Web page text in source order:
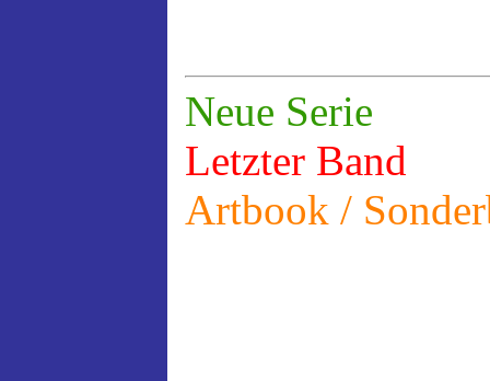
Neue Serie
Letzter Band
Artbook /